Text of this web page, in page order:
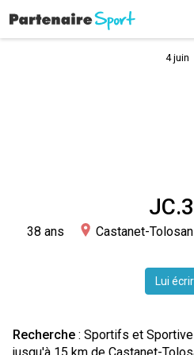
4 juin
38 ans Castanet-
Lui
Recherche : Sportifs et